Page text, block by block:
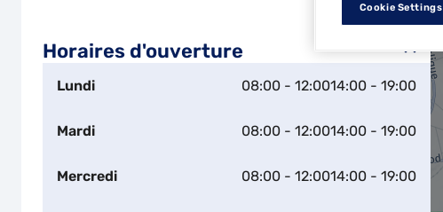
Horaires d'ouverture
Lundi 08:00 - 12:0014:00 - 19:00
Mardi 08:00 - 12:0014:00 - 19:00
Mercredi 08:00 - 12:0014:00 - 19:00
Cookie Settings